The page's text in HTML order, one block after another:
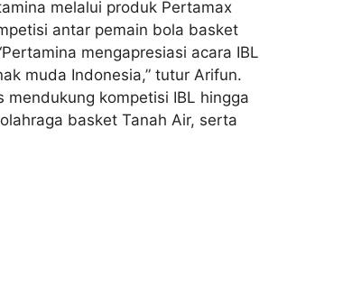
melalui produk Pertamax
antar pemain bola basket
mengapresiasi acara IBL
muda Indonesia,” tutur Arifun.
kompetisi IBL hingga
basket Tanah Air, serta